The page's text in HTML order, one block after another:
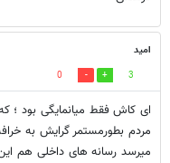
امید
3
0
ای کاش فقط میانمایگی بود ؛
مردم بطورمستمر گرایش به
میرسد رسانه های داخلی هم